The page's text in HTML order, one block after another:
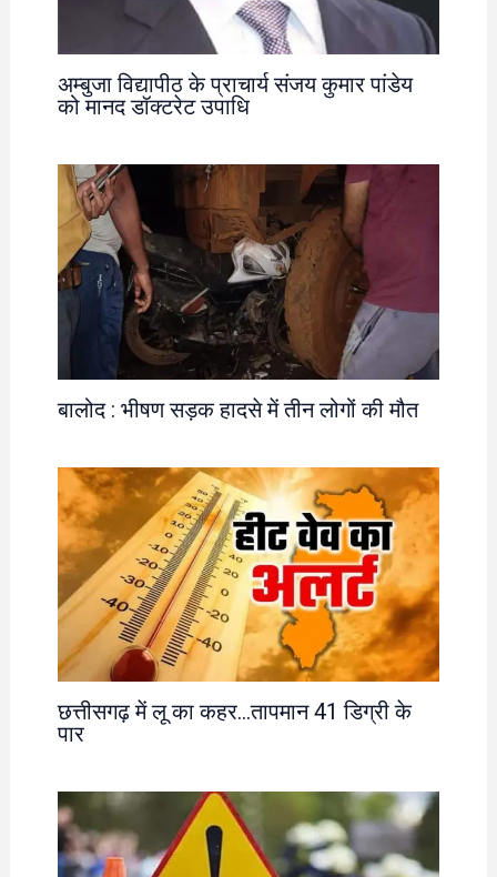
अम्बुजा विद्यापीठ के प्राचार्य संजय कुमार पांडेय
को मानद डॉक्टरेट उपाधि
बालोद : भीषण सड़क हादसे में तीन लोगों की मौत
छत्तीसगढ़ में लू का कहर…तापमान 41 डिग्री के
पार